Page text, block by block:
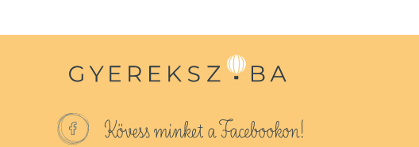
Kövess minket a Facebookon!